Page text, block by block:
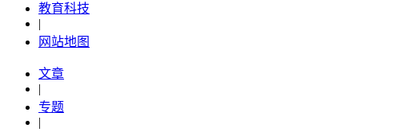
教育科技
|
网站地图
文章
|
专题
|